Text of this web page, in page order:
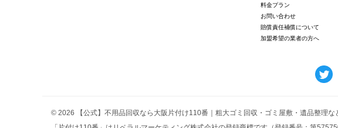
料金プラン
お問い合わせ
賠償責任補償について
加盟希望の業者の方へ
© 2026 【公式】不用品回収なら大阪片付け110番｜粗大ゴミ回収・ゴミ屋敷・遺品整理な